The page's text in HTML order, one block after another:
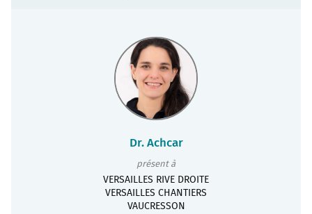
Dr. Achcar
présent à
VERSAILLES RIVE DROITE
VERSAILLES CHANTIERS
VAUCRESSON